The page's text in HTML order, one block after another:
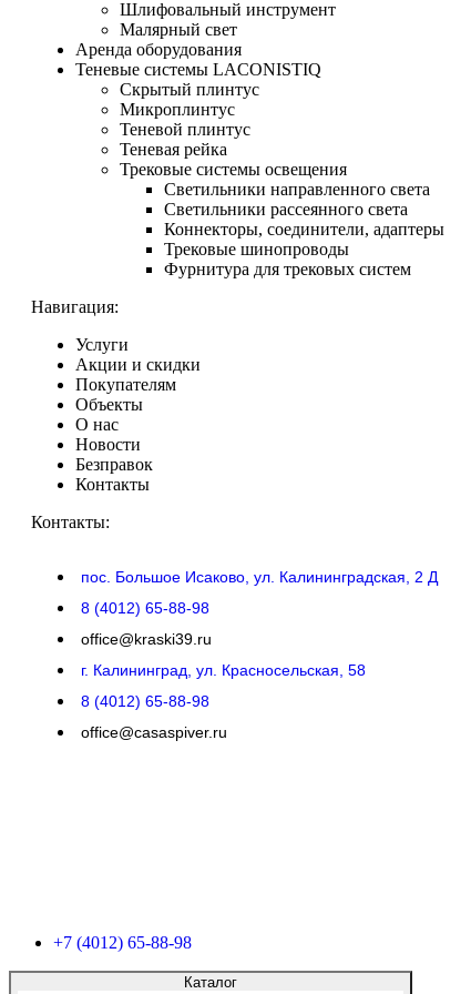
Шлифовальный инструмент
Малярный свет
Аренда оборудования
Теневые системы LACONISTIQ
Скрытый плинтус
Микроплинтус
Теневой плинтус
Теневая рейка
Трековые системы освещения
Светильники направленного света
Светильники рассеянного света
Коннекторы, соединители, адаптеры
Трековые шинопроводы
Фурнитура для трековых систем
Навигация:
Услуги
Акции и скидки
Покупателям
Объекты
О нас
Новости
Безправок
Контакты
Контакты:
пос. Большое Исаково, ул. Калининградская, 2 Д
8 (4012) 65-88-98
office@kraski39.ru
г. Калининград, ул. Красносельская, 58
8 (4012) 65-88-98
office@casaspiver.ru
+7 (4012) 65-88-98
Каталог